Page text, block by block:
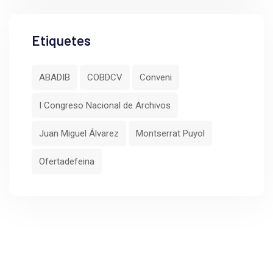
Etiquetes
ABADIB COBDCV Conveni
I Congreso Nacional de Archivos
Juan Miguel Álvarez Montserrat Puyol
Ofertadefeina